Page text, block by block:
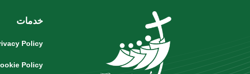
خدمات
Policy
Policy